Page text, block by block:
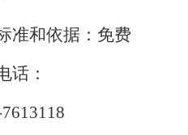
准和依据：免费
话：